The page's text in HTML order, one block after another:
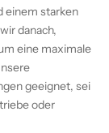
einem starken
danach,
eine maximale
geeignet, sei
oder